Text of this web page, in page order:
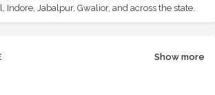
Indore, Jabalpur, Gwalior, and across the state.
Show more